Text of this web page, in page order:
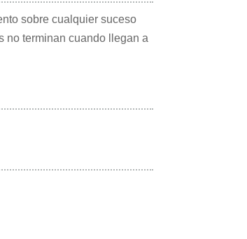
sobre cualquier suceso
no terminan cuando llegan a